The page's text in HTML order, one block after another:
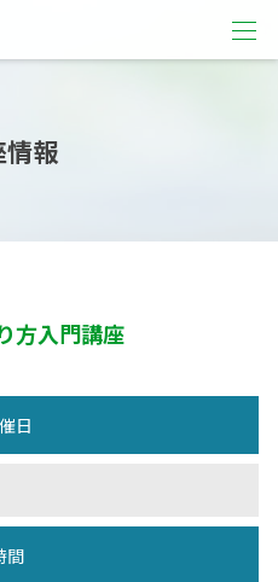
報
方入門講座
日
間